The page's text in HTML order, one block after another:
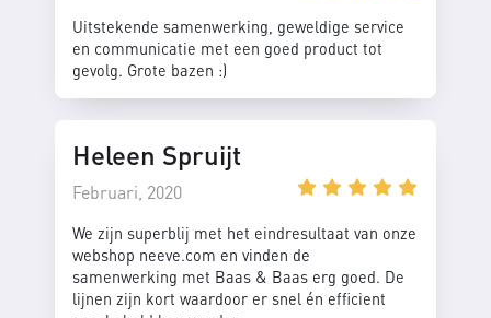
Uitstekende samenwerking, geweldige service
en communicatie met een goed product tot
gevolg. Grote bazen :)
Heleen Spruijt
Februari, 2020
We zijn superblij met het eindresultaat van onze
webshop neeve.com en vinden de
samenwerking met Baas & Baas erg goed. De
lijnen zijn kort waardoor er snel én efficient